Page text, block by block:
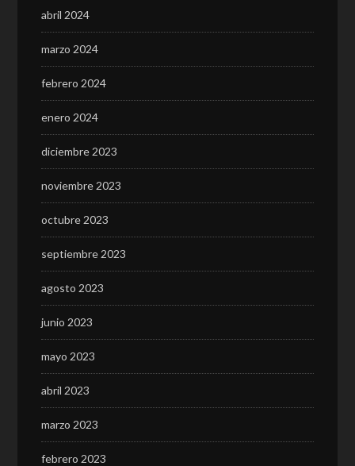
abril 2024
marzo 2024
febrero 2024
enero 2024
diciembre 2023
noviembre 2023
octubre 2023
septiembre 2023
agosto 2023
junio 2023
mayo 2023
abril 2023
marzo 2023
febrero 2023